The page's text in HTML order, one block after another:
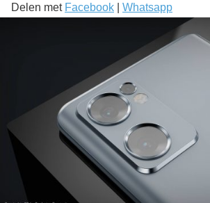
Delen met Facebook Whatsapp